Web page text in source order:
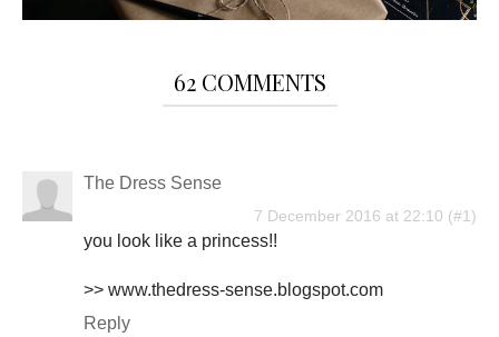
62 COMMENTS
The Dress Sense
7 December 2016 at 22:10
you look like a princess!!
>> www.thedress-sense.blogspot.com
Reply